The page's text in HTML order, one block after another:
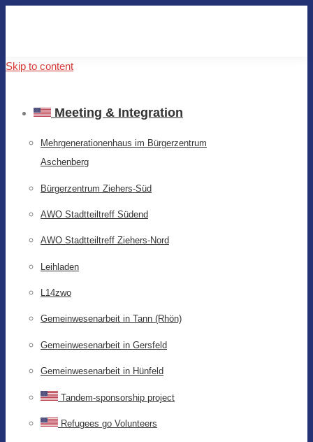
Skip to content
Meeting & Integration
Mehrgenerationenhaus im Bürgerzentrum
Aschenberg
Bürgerzentrum Ziehers-Süd
AWO Stadtteiltreff Südend
AWO Stadtteiltreff Ziehers-Nord
Leihladen
L14zwo
Gemeinwesenarbeit in Tann (Rhön)
Gemeinwesenarbeit in Gersfeld
Gemeinwesenarbeit in Hünfeld
Tandem-sponsorship project
Refugees go Volunteers